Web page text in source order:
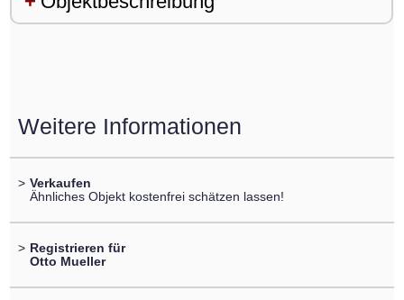
Weitere Informationen
> Verkaufen
Ähnliches Objekt kostenfrei schätzen lassen!
> Registrieren für
Otto Mueller